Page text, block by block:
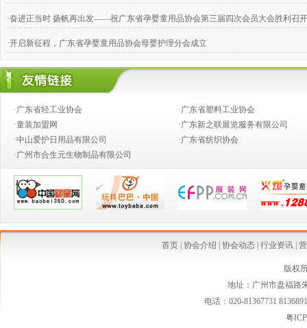
·奋进正当时 扬帆再出发——祝广东省孕婴童用品协会第三届四次会员大会胜利召开
·开启新征程，广东省孕婴童用品协会母婴护理分会成立
·四家省级协会协商共建“南粤家政”4个家政人才培养与评价专业委员会，合力推动
·交流学习、开拓进取 ——广东婴童协会零售连锁分会第二届三次理事会取得圆满
·共抗疫情 婴童人付出大爱行动 守护宝宝口粮，为爱逆行
·广东第二批“婴童用品安心优选店”在国家市场监督管理总局会议期间授牌及首批
·广东省孕婴童用品协会和零售连锁分会换届大会 及就职典礼交流晚宴成功举办
·祝贺我协会5家会员企业获得2018广东省名牌产品称号
·奉献爱心，精准扶贫——广东婴童协会组织企业开展清远白花塱小学捐资助学活动
·广东省轻工业协会
·广东省塑料工业协会
·童装加盟网
·广东新之联展览服务有限公司
·中山爱护日用品有限公司
·广东省纺织协会
·广州市合生元生物制品有限公司
首页 协会介绍 协会动态 行业资讯
版权
地址：广州市盘福路
电话：020-81367731
粤